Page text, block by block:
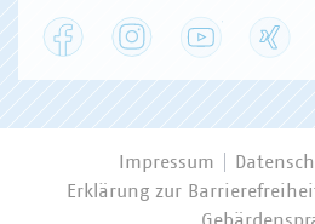
Facebook Instagram YouTube
Impressum
Erklärung zur